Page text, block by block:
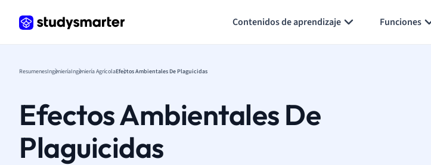
Contenidos de aprendizaje Funciones
ResumenesIngenieríaIngeniería AgrícolaEfectos Ambientales De Plaguicidas
Efectos Ambientales De
Plaguicidas